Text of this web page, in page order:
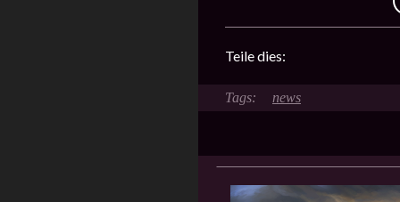
Teile dies:
news